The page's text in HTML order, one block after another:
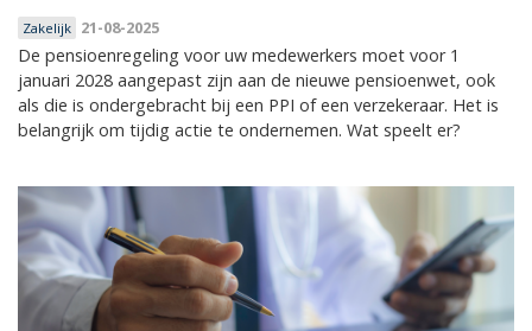
Zakelijk 21-08-2025
De pensioenregeling voor uw medewerkers moet voor 1
januari 2028 aangepast zijn aan de nieuwe pensioenwet, ook
als die is ondergebracht bij een PPI of een verzekeraar. Het is
belangrijk om tijdig actie te ondernemen. Wat speelt er?